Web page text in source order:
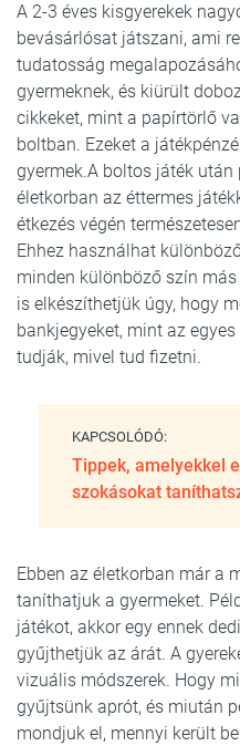
A 2-3 éves kisgyerekek
bevásárlósat játszani, ami
tudatosság
gyermeknek, és kiürült
cikkeket, mint a papírtörlő
boltban. Ezeket a
gyermek.A boltos játék
életkorban az éttermes
étkezés végén
Ehhez használhat
minden különböző szín
is elkészíthetjük úgy, hogy
bankjegyeket, mint az
tudják, mivel tud fizetni.
KAPCSOLÓDÓ:
Tippek, amelyekkel
szokásokat
Ebben az életkorban már a
taníthatjuk a gyermeket.
játékot, akkor egy ennek
gyűjthetjük az árát. A
vizuális módszerek. Hogy
gyűjtsünk aprót, és miután
mondjuk el, mennyi került